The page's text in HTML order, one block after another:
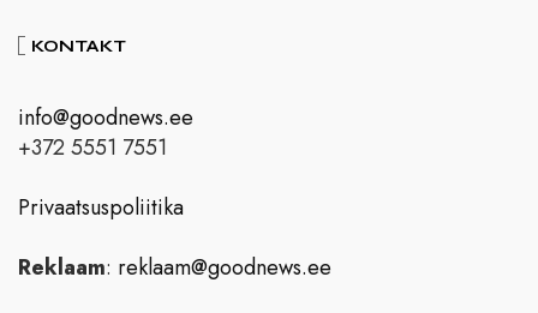
KONTAKT
info@goodnews.ee
+372 5551 7551
Privaatsuspoliitika
Reklaam: reklaam@goodnews.ee